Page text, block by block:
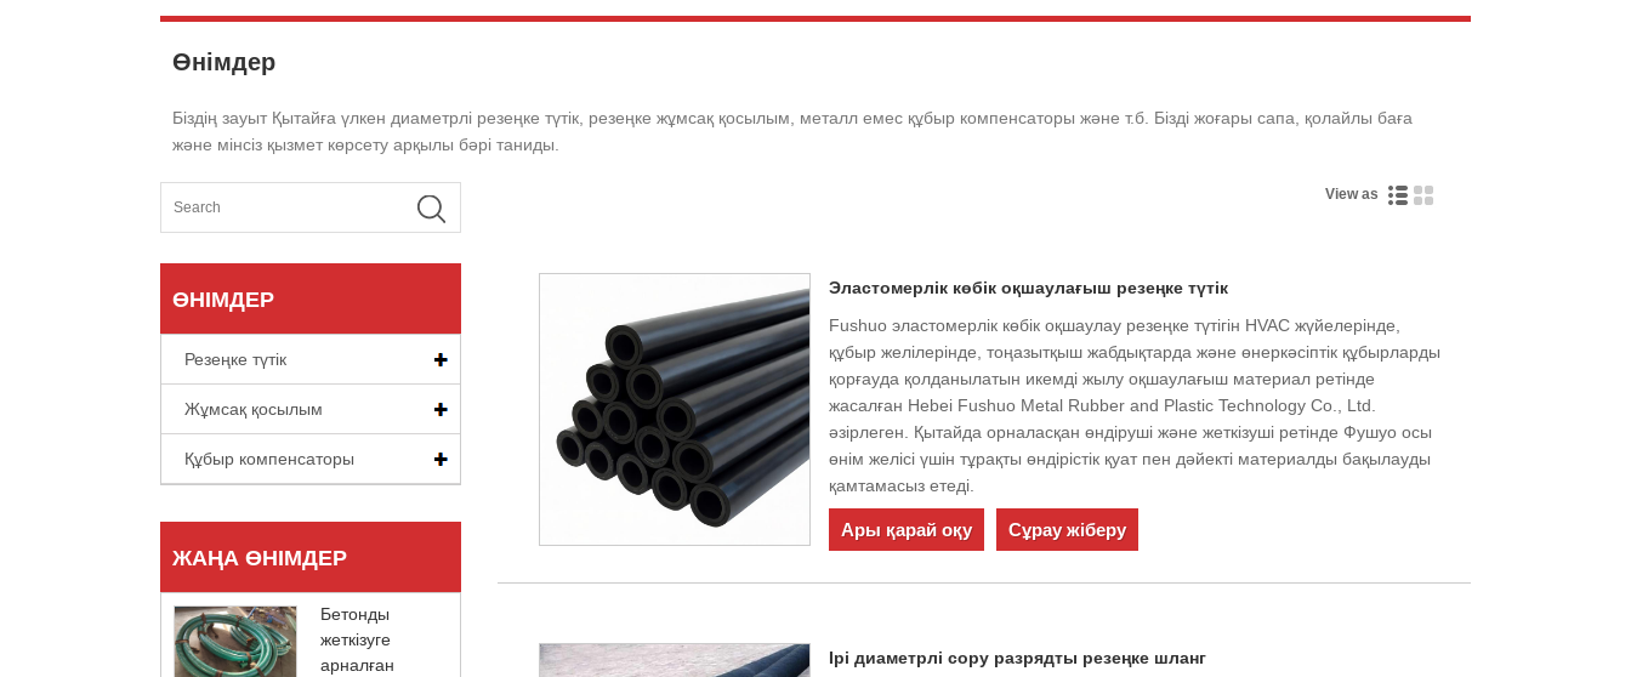
Өнімдер
Біздің зауыт Қытайға үлкен диаметрлі резеңке түтік, резеңке жұмсақ қосылым, металл емес құбыр компенсаторы және т.б. Бізді жоғары сапа, қолайлы баға
және мінсіз қызмет көрсету арқылы бәрі таниды.
ӨНІМДЕР
Резеңке түтік
Жұмсақ қосылым
Құбыр компенсаторы
ЖАҢА ӨНІМДЕР
Бетонды
жеткізуге
арналған
View as
Эластомерлік көбік оқшаулағыш резеңке түтік
Fushuo эластомерлік көбік оқшаулау резеңке түтігін HVAC жүйелерінде,
құбыр желілерінде, тоңазытқыш жабдықтарда және өнеркәсіптік құбырларды
қорғауда қолданылатын икемді жылу оқшаулағыш материал ретінде
жасалған Hebei Fushuo Metal Rubber and Plastic Technology Co., Ltd.
әзірлеген. Қытайда орналасқан өндіруші және жеткізуші ретінде Фушуо осы
өнім желісі үшін тұрақты өндірістік қуат пен дәйекті материалды бақылауды
қамтамасыз етеді.
Ары қарай оқу Сұрау жіберу
Ірі диаметрлі сору разрядты резеңке шланг